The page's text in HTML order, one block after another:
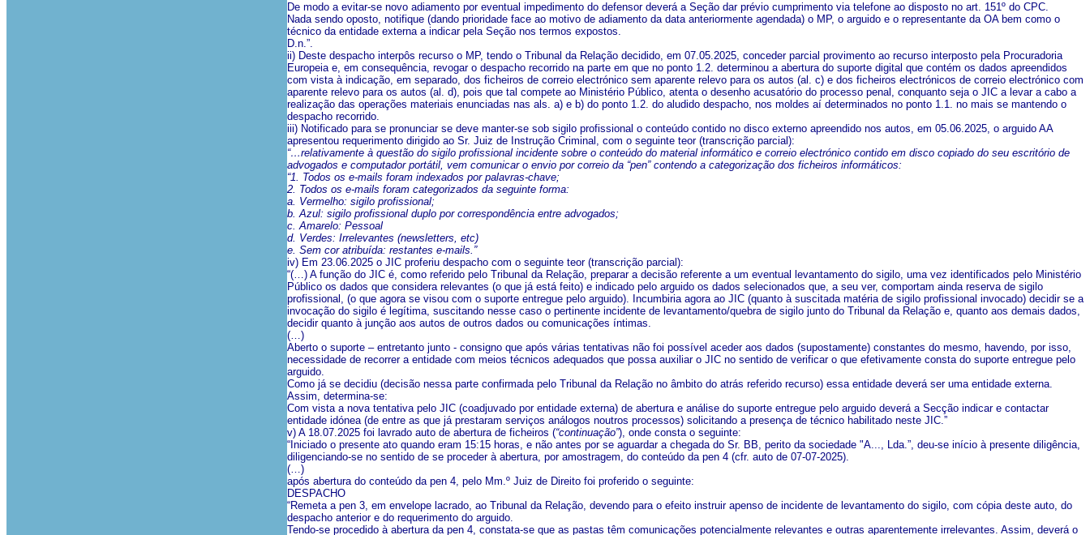
De modo a evitar-se novo adiamento por eventual impedimento do defensor deverá a Seção dar prévio cumprimento via telefone ao disposto no art. 151º do CPC.
Nada sendo oposto, notifique (dando prioridade face ao motivo de adiamento da data anteriormente agendada) o MP, o arguido e o representante da OA bem como o
técnico da entidade externa a indicar pela Seção nos termos expostos.
D.n.”.
ii) Deste despacho interpôs recurso o MP, tendo o Tribunal da Relação decidido, em 07.05.2025, conceder parcial provimento ao recurso interposto pela Procuradoria
Europeia e, em consequência, revogar o despacho recorrido na parte em que no ponto 1.2. determinou a abertura do suporte digital que contém os dados apreendidos
com vista à indicação, em separado, dos ficheiros de correio electrónico sem aparente relevo para os autos (al. c) e dos ficheiros electrónicos de correio electrónico com
aparente relevo para os autos (al. d), pois que tal compete ao Ministério Público, atenta o desenho acusatório do processo penal, conquanto seja o JIC a levar a cabo a
realização das operações materiais enunciadas nas als. a) e b) do ponto 1.2. do aludido despacho, nos moldes aí determinados no ponto 1.1. no mais se mantendo o
despacho recorrido.
iii) Notificado para se pronunciar se deve manter-se sob sigilo profissional o conteúdo contido no disco externo apreendido nos autos, em 05.06.2025, o arguido AA
apresentou requerimento dirigido ao Sr. Juiz de Instrução Criminal, com o seguinte teor (transcrição parcial):
“…relativamente à questão do sigilo profissional incidente sobre o conteúdo do material informático e correio electrónico contido em disco copiado do seu escritório de
advogados e computador portátil, vem comunicar o envio por correio da “pen” contendo a categorização dos ficheiros informáticos:
“1. Todos os e-mails foram indexados por palavras-chave;
2. Todos os e-mails foram categorizados da seguinte forma:
a. Vermelho: sigilo profissional;
b. Azul: sigilo profissional duplo por correspondência entre advogados;
c. Amarelo: Pessoal
d. Verdes: Irrelevantes (newsletters, etc)
e. Sem cor atribuída: restantes e-mails.”
iv) Em 23.06.2025 o JIC proferiu despacho com o seguinte teor (transcrição parcial):
“(…) A função do JIC é, como referido pelo Tribunal da Relação, preparar a decisão referente a um eventual levantamento do sigilo, uma vez identificados pelo Ministério
Público os dados que considera relevantes (o que já está feito) e indicado pelo arguido os dados selecionados que, a seu ver, comportam ainda reserva de sigilo
profissional, (o que agora se visou com o suporte entregue pelo arguido). Incumbiria agora ao JIC (quanto à suscitada matéria de sigilo profissional invocado) decidir se a
invocação do sigilo é legítima, suscitando nesse caso o pertinente incidente de levantamento/quebra de sigilo junto do Tribunal da Relação e, quanto aos demais dados,
decidir quanto à junção aos autos de outros dados ou comunicações íntimas.
(…)
Aberto o suporte – entretanto junto - consigno que após várias tentativas não foi possível aceder aos dados (supostamente) constantes do mesmo, havendo, por isso,
necessidade de recorrer a entidade com meios técnicos adequados que possa auxiliar o JIC no sentido de verificar o que efetivamente consta do suporte entregue pelo
arguido.
Como já se decidiu (decisão nessa parte confirmada pelo Tribunal da Relação no âmbito do atrás referido recurso) essa entidade deverá ser uma entidade externa.
Assim, determina-se:
Com vista a nova tentativa pelo JIC (coadjuvado por entidade externa) de abertura e análise do suporte entregue pelo arguido deverá a Secção indicar e contactar
entidade idónea (de entre as que já prestaram serviços análogos noutros processos) solicitando a presença de técnico habilitado neste JIC.”
v) A 18.07.2025 foi lavrado auto de abertura de ficheiros (“continuação”), onde consta o seguinte:
“Iniciado o presente ato quando eram 15:15 horas, e não antes por se aguardar a chegada do Sr. BB, perito da sociedade "A..., Lda.”, deu-se início à presente diligência,
diligenciando-se no sentido de se proceder à abertura, por amostragem, do conteúdo da pen 4 (cfr. auto de 07-07-2025).
(…)
após abertura do conteúdo da pen 4, pelo Mm.º Juiz de Direito foi proferido o seguinte:
DESPACHO
“Remeta a pen 3, em envelope lacrado, ao Tribunal da Relação, devendo para o efeito instruir apenso de incidente de levantamento do sigilo, com cópia deste auto, do
despacho anterior e do requerimento do arguido.
Tendo-se procedido à abertura da pen 4, constata-se que as pastas têm comunicações potencialmente relevantes e outras aparentemente irrelevantes. Assim, deverá o